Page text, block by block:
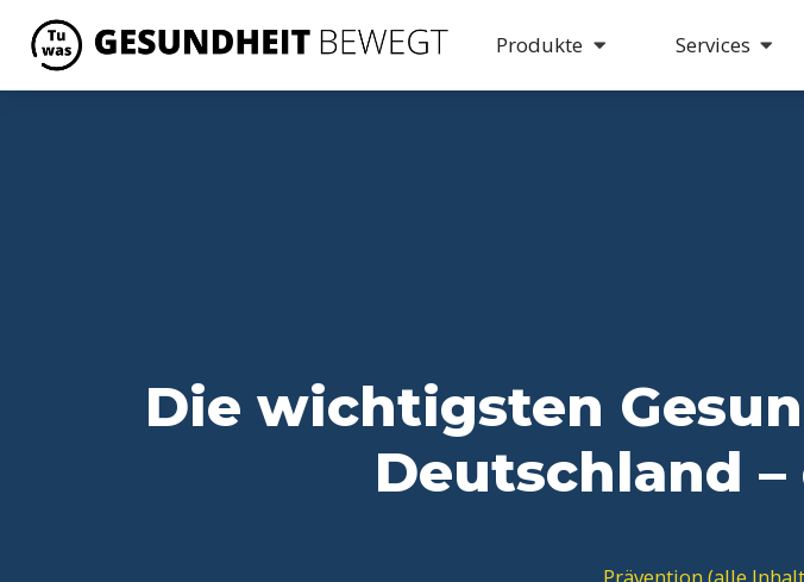
Produkte Services
Die wichtigsten
Deutschland
Prävention (alle